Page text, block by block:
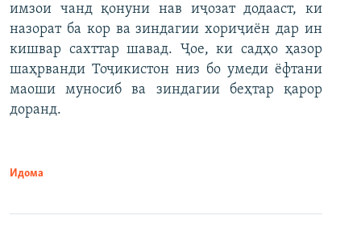
имзои чанд қонуни нав иҷозат додааст, ки
назорат ба кор ва зиндагии хориҷиён дар ин
кишвар сахттар шавад. Ҷое, ки садҳо ҳазор
шаҳрванди Тоҷикистон низ бо умеди ёфтани
маоши муносиб ва зиндагии беҳтар қарор
доранд.
Идома